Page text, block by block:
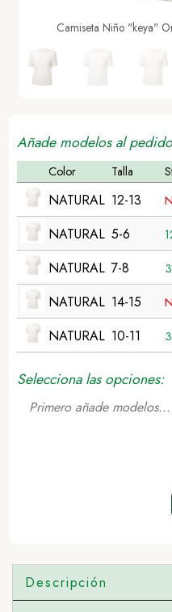
Camiseta Niño "keya"
Añade modelos al
Color Talla
NATURAL 12-13
NATURAL 5-6
NATURAL 7-8
NATURAL 14-15
NATURAL 10-11
Selecciona las opciones:
Primero añade modelos...
Descripción